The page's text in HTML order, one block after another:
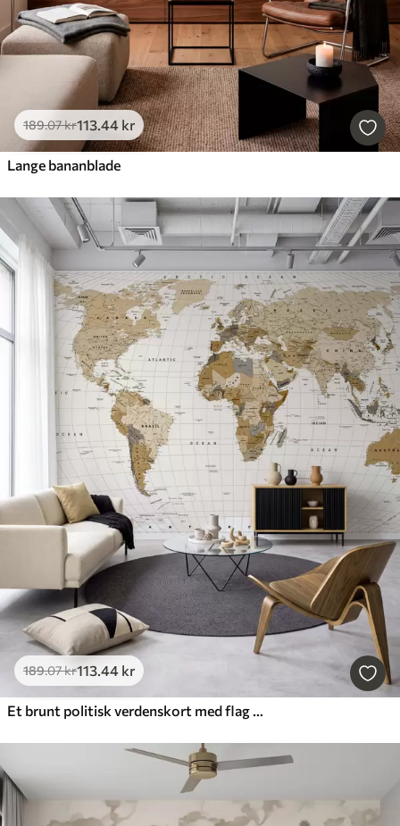
189.07kr113.44 kr
Lange bananblade
189.07kr113.44 kr
Et brunt politisk verdenskort med flag på engelsk